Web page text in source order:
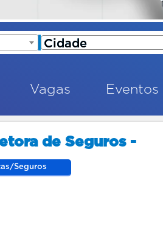
Vagas Eventos
de Seguros -
Seguros